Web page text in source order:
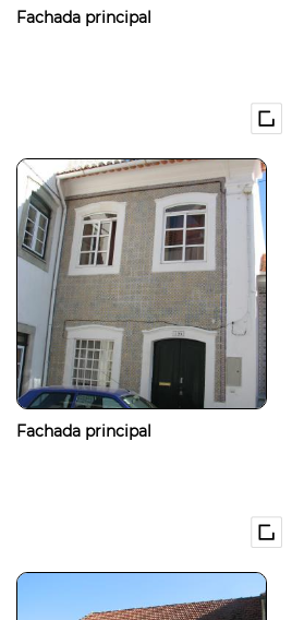
Fachada principal
Fachada principal